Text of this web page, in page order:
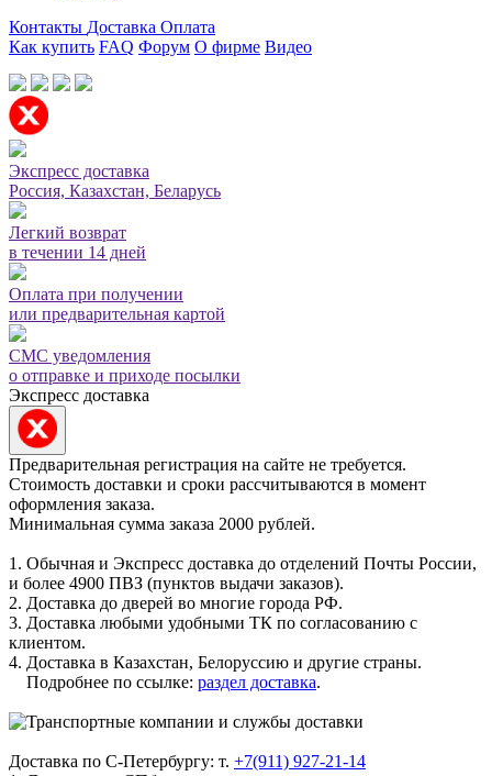
Контакты Доставка Оплата
Как купить FAQ Форум О фирме Видео
Экспресс доставка
Россия, Казахстан, Беларусь
Легкий возврат
в течении 14 дней
Оплата при получении
или предварительная картой
СМС уведомления
о отправке и приходе посылки
Экспресс доставка
Предварительная регистрация на сайте не требуется.
Стоимость доставки и сроки рассчитываются в момент
оформления заказа.
Минимальная сумма заказа 2000 рублей.
1. Обычная и Экспресс доставка до отделений Почты России,
и более 4900 ПВЗ (пунктов выдачи заказов).
2. Доставка до дверей во многие города РФ.
3. Доставка любыми удобными ТК по согласованию с
клиентом.
4. Доставка в Казахстан, Белоруссию и другие страны.
Подробнее по ссылке: раздел доставка.
Доставка по С-Петербургу: т. +7(911) 927-21-14